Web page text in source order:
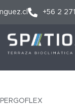
+56 2